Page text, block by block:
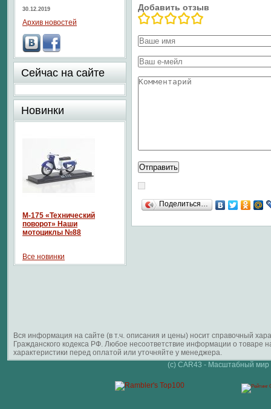
Добавить отзыв
Поделиться…
30.12.2019
Архив новостей
Сейчас на сайте
Новинки
М-175 «Технический
поворот» Наши
мотоциклы №88
Все новинки
Вся информация на сайте (в т.ч. описания и цены) носит справочный
Гражданского кодекса РФ. Любое несоответствие информации о
характеристики перед оплатой или уточняйте у менеджера.
(c) CAR43 - Масштабный мир